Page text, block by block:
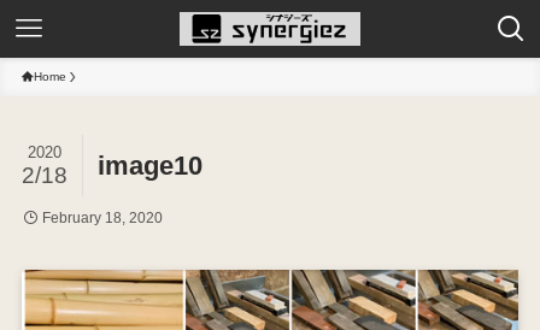
Home
image10
2020
2/18
February 18, 2020